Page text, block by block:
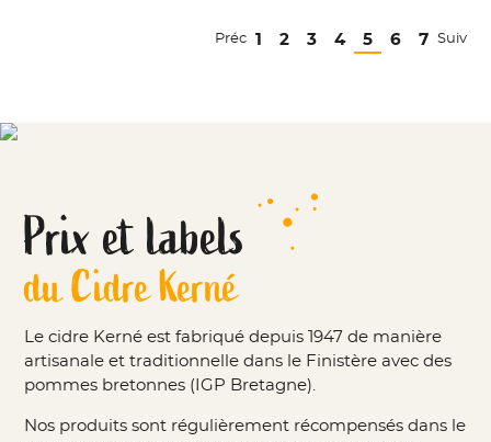
Préc 1 2 3 4 5 6 7 Suiv
Prix et labels
du Cidre Kerné
Le cidre Kerné est fabriqué depuis 1947 de manière
artisanale et traditionnelle dans le Finistère avec des
pommes bretonnes (IGP Bretagne).
Nos produits sont régulièrement récompensés dans le